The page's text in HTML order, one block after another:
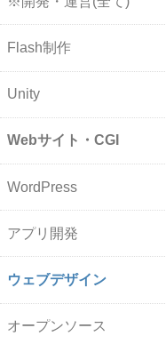
Flash制作
Unity
Webサイト・CGI
WordPress
アプリ開発
ウェブデザイン
オープンソース